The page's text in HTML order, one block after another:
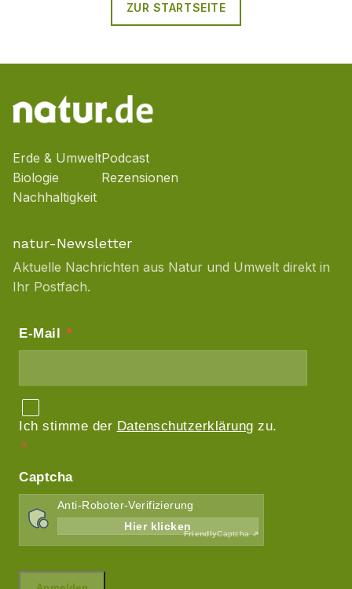
ZUR STARTSEITE
Erde & Umwelt
Biologie
Nachhaltigkeit
Podcast
Rezensionen
natur-Newsletter
Aktuelle Nachrichten aus Natur und Umwelt direkt in
Ihr Postfach.